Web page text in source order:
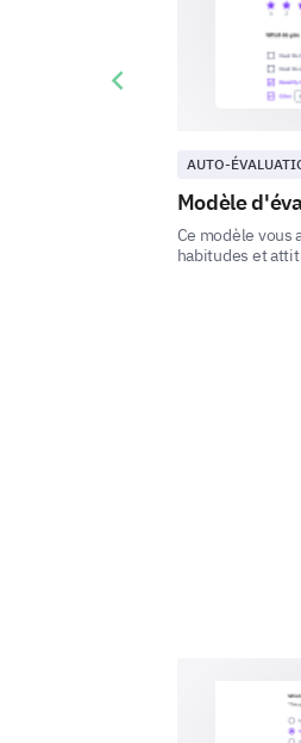
AUTO-
Modèle
Ce modèle vous
habitudes et
Previous slide